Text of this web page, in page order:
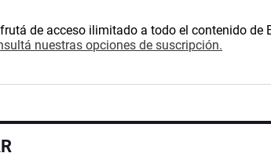
de acceso ilimitado a todo el contenido de
nuestras opciones de suscripción.